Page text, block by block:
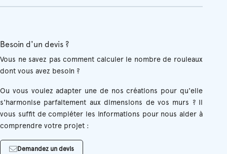
Besoin d'un devis ?
Vous ne savez pas comment calculer le nombre de rouleaux
dont vous avez besoin ?
Ou vous voulez adapter une de nos créations pour qu'elle
s'harmonise parfaitement aux dimensions de vos murs ? Il
vous suffit de compléter les informations pour nous aider à
comprendre votre projet :
Demandez un devis